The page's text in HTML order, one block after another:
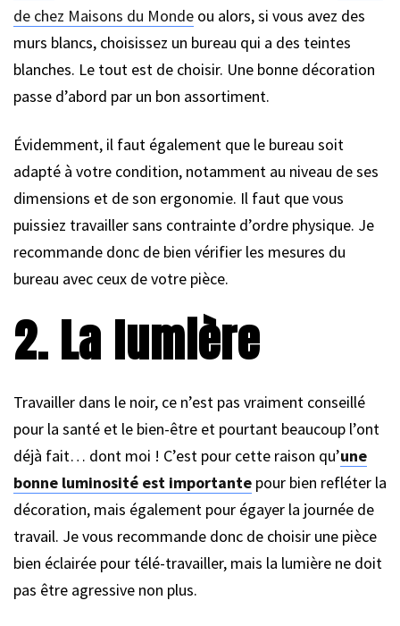
de chez Maisons du Monde ou alors, si vous avez des
murs blancs, choisissez un bureau qui a des teintes
blanches. Le tout est de choisir. Une bonne décoration
passe d’abord par un bon assortiment.
Évidemment, il faut également que le bureau soit
adapté à votre condition, notamment au niveau de ses
dimensions et de son ergonomie. Il faut que vous
puissiez travailler sans contrainte d’ordre physique. Je
recommande donc de bien vérifier les mesures du
bureau avec ceux de votre pièce.
2. La lumière
Travailler dans le noir, ce n’est pas vraiment conseillé
pour la santé et le bien-être et pourtant beaucoup l’ont
déjà fait… dont moi ! C’est pour cette raison qu’une
bonne luminosité est importante pour bien refléter la
décoration, mais également pour égayer la journée de
travail. Je vous recommande donc de choisir une pièce
bien éclairée pour télé-travailler, mais la lumière ne doit
pas être agressive non plus.